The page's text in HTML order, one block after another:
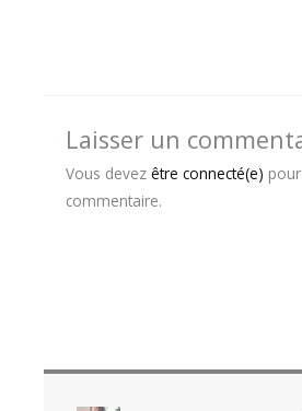
Laisser un
Vous devez être connecté(e)
commentaire.